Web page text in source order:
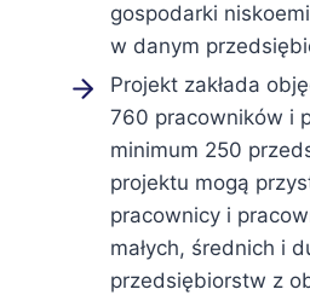
gospodarki
w danym
Projekt zakłada
760 pracowników i
minimum 250
projektu mogą
pracownicy i
małych, średnich i
przedsiębiorstw z